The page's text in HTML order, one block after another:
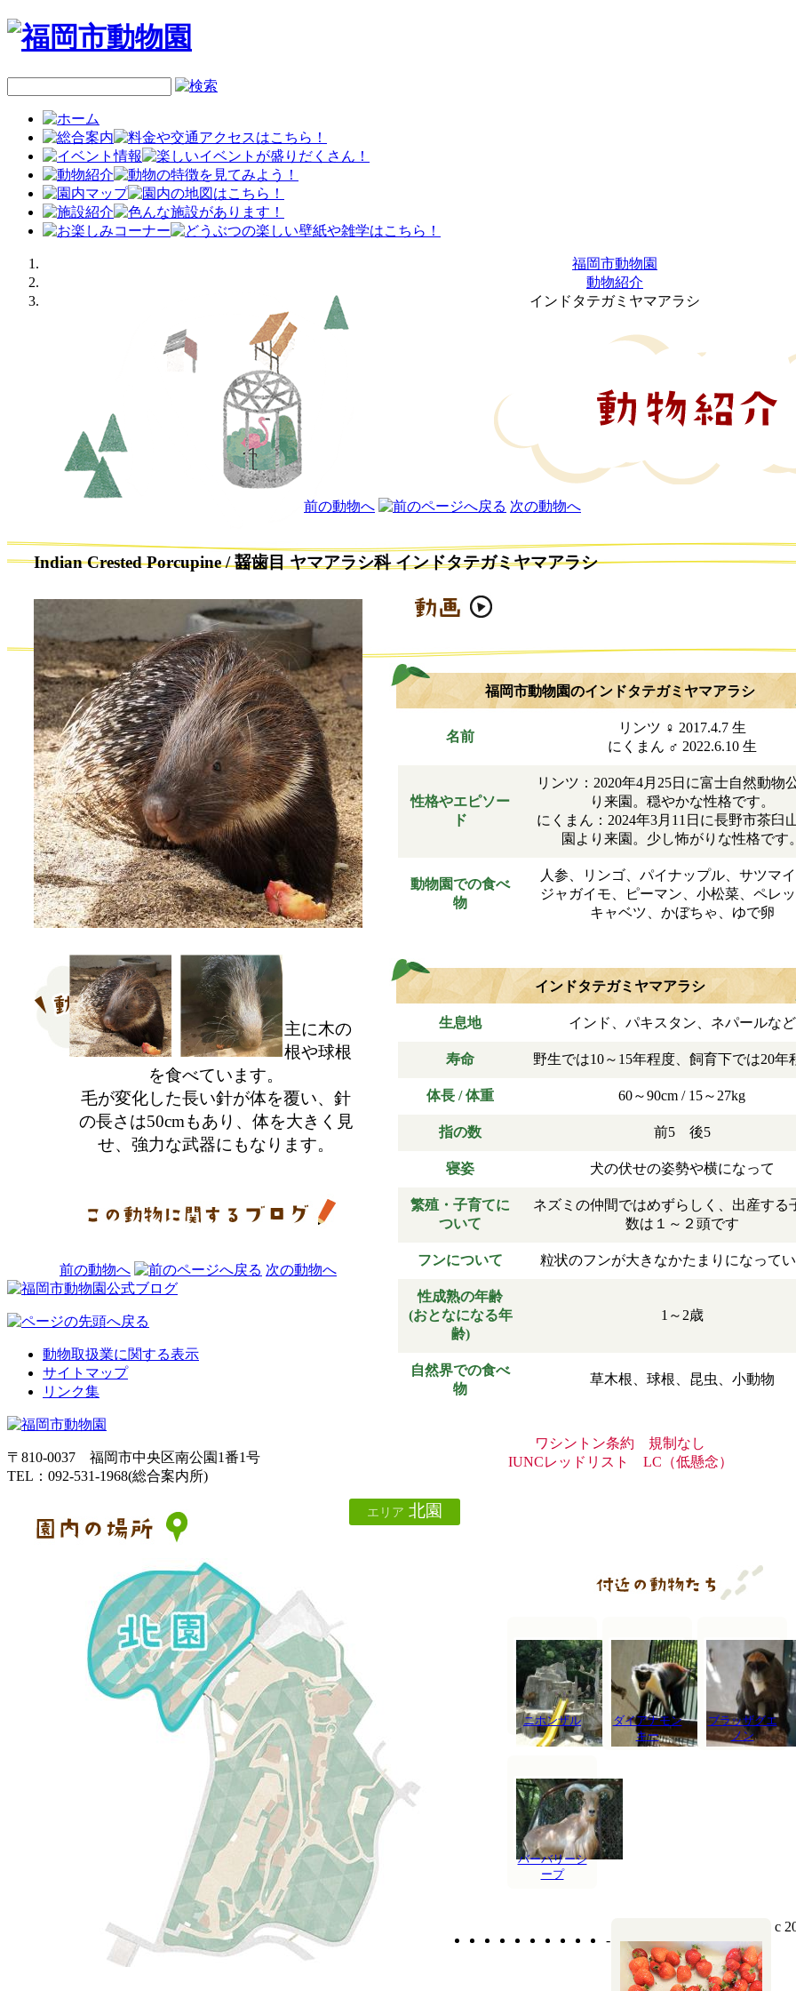
福岡市動物園
動物紹介
インドタテガミヤマアラシ
前の動物へ 次の動物へ
Indian Crested Porcupine / 齧歯目 ヤマアラシ科インドタテガミヤマアラシ
主に木の
根や球根
を食べています。
毛が変化した長い針が体を覆い、針
の長さは50cmもあり、体を大きく見
せ、強力な武器にもなります。
福岡市動物園のインドタテガミヤマアラシ
名前
リンツ ♀ 2017.4.7 生
にくまん ♂ 2022.6.10 生
性格やエピソー
ド
リンツ：2020年4月25日に富士自然動物
り来園。穏やかな性格です。
にくまん：2024年3月11日に長野市茶臼
園より来園。少し怖がりな性格です。
動物園での食べ
物
人参、リンゴ、パイナップル、サツマイ
ジャガイモ、ピーマン、小松菜、ペレッ
キャベツ、かぼちゃ、ゆで卵
インドタテガミヤマアラシ
生息地 インド、パキスタン、ネパールなど
寿命 野生では10～15年程度、飼育下では20年
体長 / 体重 60～90cm / 15～27kg
指の数 前5 後5
寝姿 犬の伏せの姿勢や横になって
繁殖・子育てに
ついて
ネズミの仲間ではめずらしく、出産する
数は１～２頭です
フンについて 粒状のフンが大きなかたまりになって
性成熟の年齢
(おとなになる年
齢)
1～2歳
自然界での食べ
物
草木根、球根、昆虫、小動物
ワシントン条約 規制なし
IUNCレッドリスト LC（低懸念）
エリア 北園
ニホンザル
ダイアナモン
キー
ブラッザグエ
ノン
バーバリーシ
ープ
- - - - - - - - - -
前の動物へ 次の動物へ
動物取扱業に関する表示
サイトマップ
リンク集
〒810-0037 福岡市中央区南公園1番1号
TEL：092-531-1968(総合案内所)
c